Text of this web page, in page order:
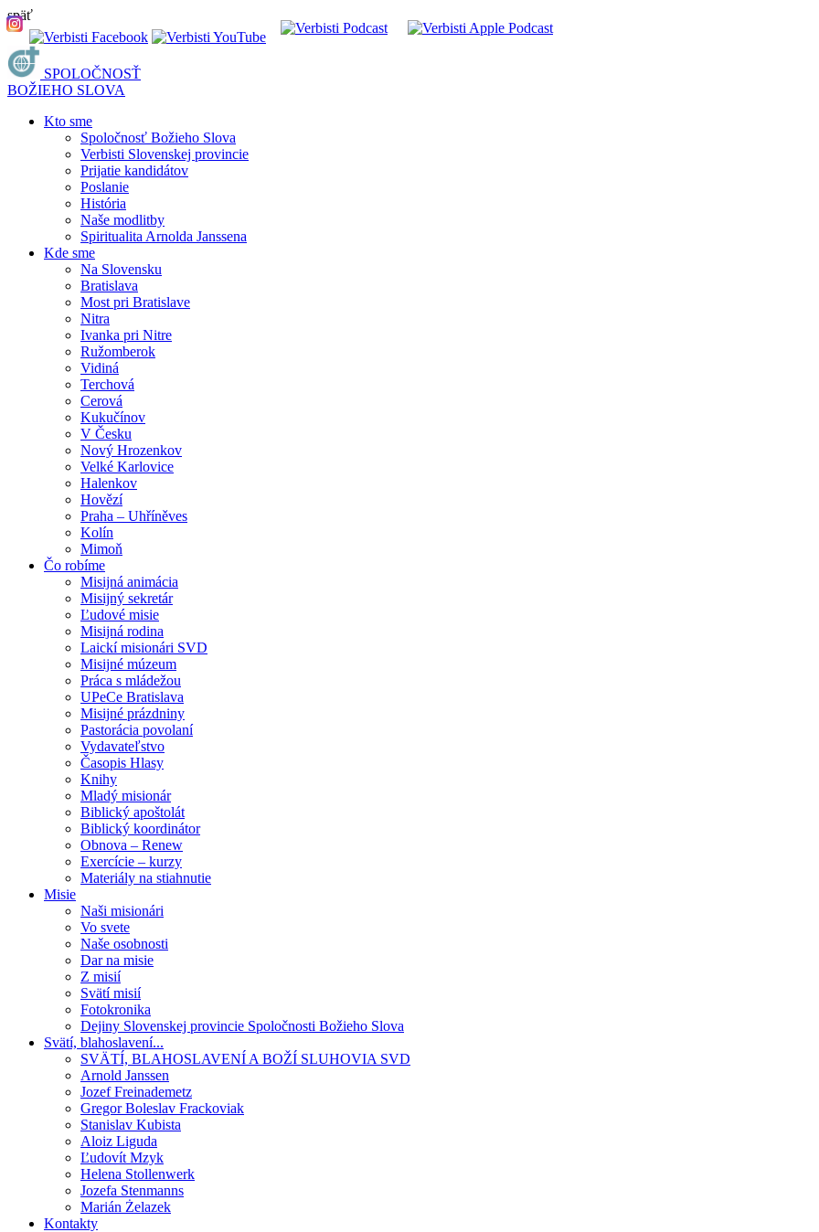
späť
SPOLOČNOSŤ
BOŽIEHO SLOVA
Kto sme
Spoločnosť Božieho Slova
Verbisti Slovenskej provincie
Prijatie kandidátov
Poslanie
História
Naše modlitby
Spiritualita Arnolda Janssena
Kde sme
Na Slovensku
Bratislava
Most pri Bratislave
Nitra
Ivanka pri Nitre
Ružomberok
Vidiná
Terchová
Cerová
Kukučínov
V Česku
Nový Hrozenkov
Velké Karlovice
Halenkov
Hovězí
Praha – Uhříněves
Kolín
Mimoň
Čo robíme
Misijná animácia
Misijný sekretár
Ľudové misie
Misijná rodina
Laickí misionári SVD
Misijné múzeum
Práca s mládežou
UPeCe Bratislava
Misijné prázdniny
Pastorácia povolaní
Vydavateľstvo
Časopis Hlasy
Knihy
Mladý misionár
Biblický apoštolát
Biblický koordinátor
Obnova – Renew
Exercície – kurzy
Materiály na stiahnutie
Misie
Naši misionári
Vo svete
Naše osobnosti
Dar na misie
Z misií
Svätí misií
Fotokronika
Dejiny Slovenskej provincie Spoločnosti Božieho Slova
Svätí, blahoslavení...
SVÄTÍ, BLAHOSLAVENÍ A BOŽÍ SLUHOVIA SVD
Arnold Janssen
Jozef Freinademetz
Gregor Boleslav Frackoviak
Stanislav Kubista
Aloiz Liguda
Ľudovít Mzyk
Helena Stollenwerk
Jozefa Stenmanns
Marián Żelazek
Kontakty